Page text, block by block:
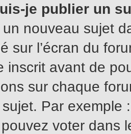
je publier un
nouveau sujet
sur l’écran du
inscrit avant de
sur chaque
Par exemple
voter dans